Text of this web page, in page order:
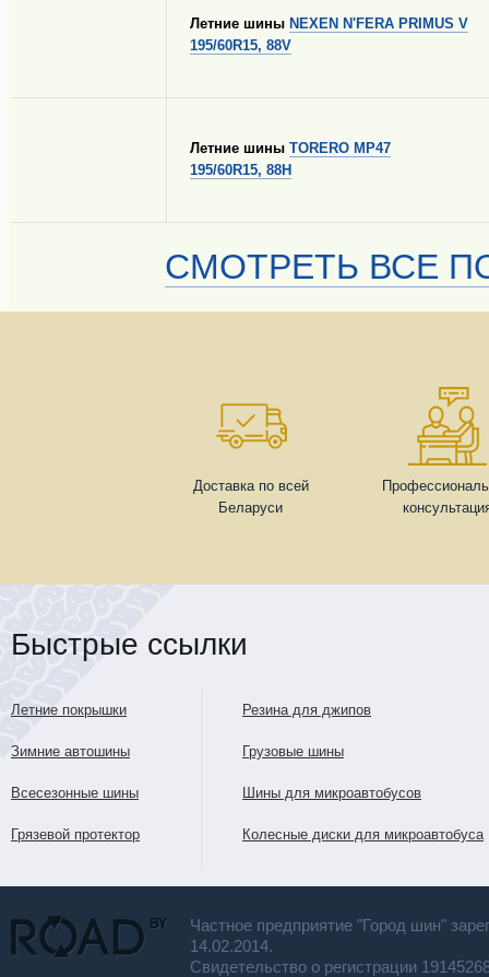
Летние шины NEXEN N'FERA PRIMUS V
195/60R15, 88V
Летние шины TORERO MP47
195/60R15, 88H
СМОТРЕТЬ ВСЕ
Доставка по всей
Беларуси
Быстрые ссылки
Летние покрышки
Зимние автошины
Всесезонные шины
Грязевой протектор
Резина для джипов
Грузовые шины
Шины для микроавтобусов
Колесные диски для микроавтобуса
Частное предприятие "Город шин"
14.02.2014.
Свидетельство о регистрации